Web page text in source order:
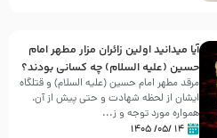
آیا میدانید اولین زائران مزار مطهر امام
حسین (علیه السلام) چه کسانی بودند؟
مرقد مطهر امام حسین (علیه السلام) و قتلگاه
ایشان از لحظه شهادت و حتی پیش از آن،
همواره مورد توجه و ز...
۱۴ /۰۵/ ۱۴۰۵